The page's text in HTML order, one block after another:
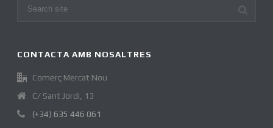
CONTACTA AMB NOSALTRES
Comerç Mercat Nou
C/ Sant Jordi, 13
(+34) 635 446 061